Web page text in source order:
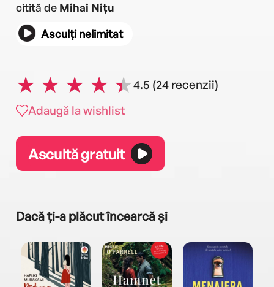
citită de Mihai Nițu
Asculți nelimitat
4.5 (24 recenzii)
Adaugă la wishlist
Ascultă gratuit
Dacă ți-a plăcut încearcă și